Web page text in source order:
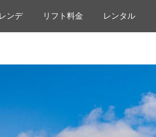
ンデ リフト料金 レンタル